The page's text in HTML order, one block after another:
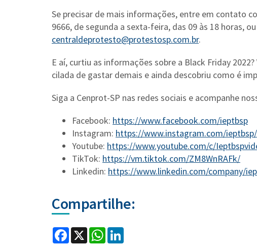
Se precisar de mais informações, entre em contato
9666, de segunda a sexta-feira, das 09 às 18 horas,
centraldeprotesto@protestosp.com.br.
E aí, curtiu as informações sobre a Black Friday
cilada de gastar demais e ainda descobriu como é
Siga a Cenprot-SP nas redes sociais e acompanhe
Facebook: https://www.facebook.com/ieptbsp
Instagram: https://www.instagram.com/ieptbsp/
Youtube: https://www.youtube.com/c/
TikTok: https://vm.tiktok.com/ZM8WnRAFk/
Linkedin: https://www.linkedin.com/company/
Compartilhe:
Facebook
X WhatsApp